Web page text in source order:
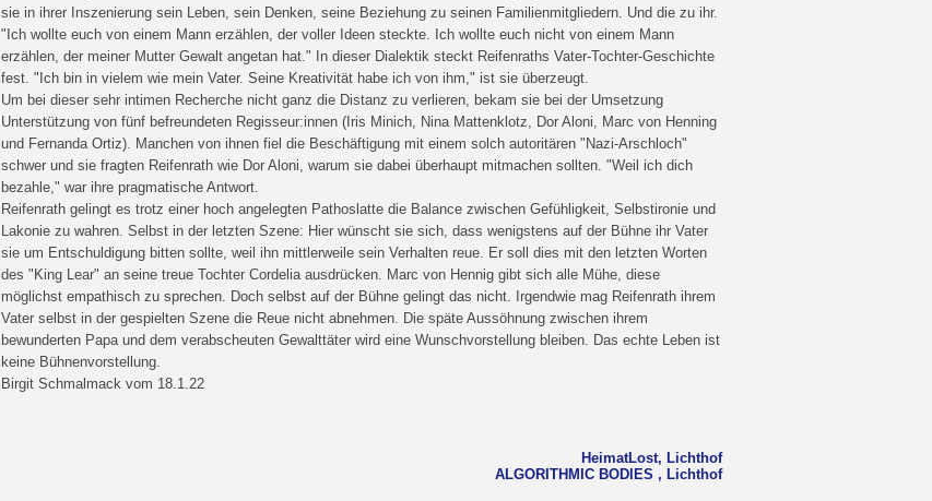
sie in ihrer Inszenierung sein Leben, sein Denken, seine Beziehung zu seinen Familienmitgliedern. Und die zu ihr.
"Ich wollte euch von einem Mann erzählen, der voller Ideen steckte. Ich wollte euch nicht von einem Mann
erzählen, der meiner Mutter Gewalt angetan hat." In dieser Dialektik steckt Reifenraths Vater-Tochter-Geschichte
fest. "Ich bin in vielem wie mein Vater. Seine Kreativität habe ich von ihm," ist sie überzeugt.
Um bei dieser sehr intimen Recherche nicht ganz die Distanz zu verlieren, bekam sie bei der Umsetzung
Unterstützung von fünf befreundeten Regisseur:innen (Iris Minich, Nina Mattenklotz, Dor Aloni, Marc von Henning
und Fernanda Ortiz). Manchen von ihnen fiel die Beschäftigung mit einem solch autoritären "Nazi-Arschloch"
schwer und sie fragten Reifenrath wie Dor Aloni, warum sie dabei überhaupt mitmachen sollten. "Weil ich dich
bezahle," war ihre pragmatische Antwort.
Reifenrath gelingt es trotz einer hoch angelegten Pathoslatte die Balance zwischen Gefühligkeit, Selbstironie und
Lakonie zu wahren. Selbst in der letzten Szene: Hier wünscht sie sich, dass wenigstens auf der Bühne ihr Vater
sie um Entschuldigung bitten sollte, weil ihn mittlerweile sein Verhalten reue. Er soll dies mit den letzten Worten
des "King Lear" an seine treue Tochter Cordelia ausdrücken. Marc von Hennig gibt sich alle Mühe, diese
möglichst empathisch zu sprechen. Doch selbst auf der Bühne gelingt das nicht. Irgendwie mag Reifenrath ihrem
Vater selbst in der gespielten Szene die Reue nicht abnehmen. Die späte Aussöhnung zwischen ihrem
bewunderten Papa und dem verabscheuten Gewalttäter wird eine Wunschvorstellung bleiben. Das echte Leben ist
keine Bühnenvorstellung.
Birgit Schmalmack vom 18.1.22
HeimatLost, Lichthof
ALGORITHMIC BODIES , Lichthof